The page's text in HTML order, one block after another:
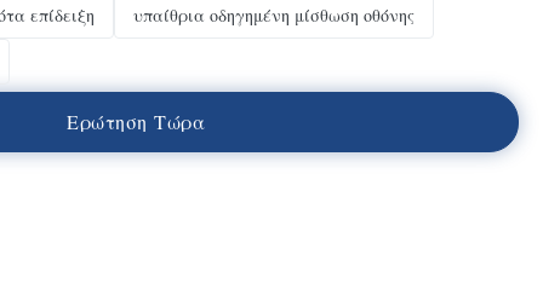
επίδειξη υπαίθρια οδηγημένη μίσθωση οθόνης
Ερώτηση Τώρα